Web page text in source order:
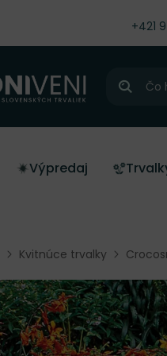
+421
Hľadať
Výpredaj
Kvitnúce trvalky